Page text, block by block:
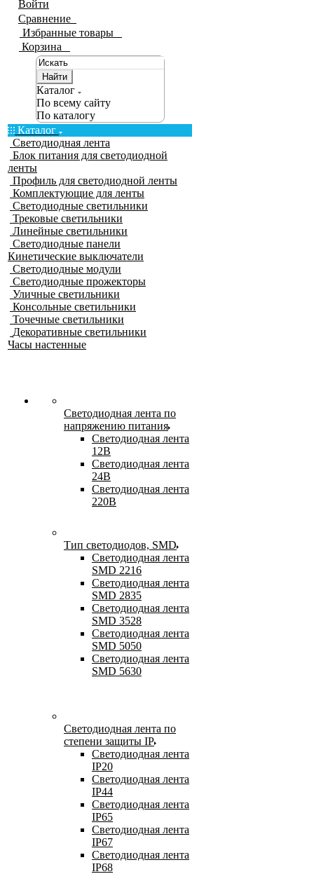
Войти
Сравнение
Избранные товары
Корзина
Найти
Каталог
По всему сайту
По каталогу
Каталог
Светодиодная лента
Блок питания для светодиодной
ленты
Профиль для светодиодной ленты
Комплектующие для ленты
Светодиодные светильники
Трековые светильники
Линейные светильники
Светодиодные панели
Кинетические выключатели
Светодиодные модули
Светодиодные прожекторы
Уличные светильники
Консольные светильники
Точечные светильники
Декоративные светильники
Часы настенные
Светодиодная лента по
напряжению питания
Светодиодная лента
12В
Светодиодная лента
24В
Светодиодная лента
220В
Тип светодиодов, SMD
Cветодиодная лента
SMD 2216
Светодиодная лента
SMD 2835
Светодиодная лента
SMD 3528
Светодиодная лента
SMD 5050
Светодиодная лента
SMD 5630
Светодиодная лента по
степени защиты IP
Светодиодная лента
IP20
Светодиодная лента
IP44
Светодиодная лента
IP65
Светодиодная лента
IP67
Светодиодная лента
IP68